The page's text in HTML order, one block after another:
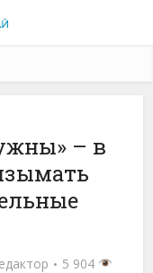
– в
5 904